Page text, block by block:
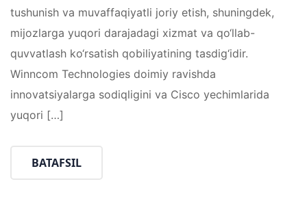
tushunish va muvaffaqiyatli joriy etish, shuningdek,
mijozlarga yuqori darajadagi xizmat va qo‘llab-
quvvatlash ko‘rsatish qobiliyatining tasdig‘idir.
Winncom Technologies doimiy ravishda
innovatsiyalarga sodiqligini va Cisco yechimlarida
yuqori […]
BATAFSIL